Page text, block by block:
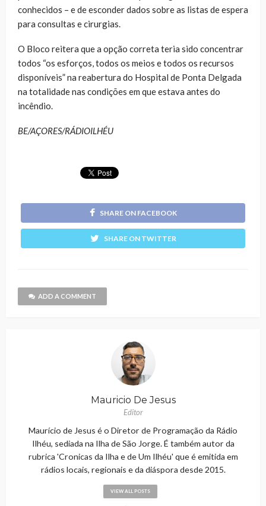
conhecidos – e de esconder dados sobre as listas de espera
para consultas e cirurgias.
O Bloco reitera que a opção correta teria sido concentrar
todos “os esforços, todos os meios e todos os recursos
disponíveis” na reabertura do Hospital de Ponta Delgada
na totalidade nas condições em que estava antes do
incêndio.
BE/AÇORES/RÁDIOILHÉU
SHARE ON FACEBOOK
SHARE ON TWITTER
ADD A COMMENT
Mauricio De Jesus
Editor
Maurício de Jesus é o Diretor de Programação da Rádio
Ilhéu, sediada na Ilha de São Jorge. É também autor da
rubrica 'Cronicas da Ilha e de Um Ilhéu' que é emitida em
rádios locais, regionais e da diáspora desde 2015.
VIEW ALL POSTS